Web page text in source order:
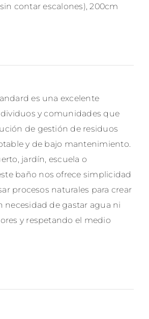
contar escalones), 200cm
es una excelente
y comunidades que
de gestión de residuos
y de bajo mantenimiento.
jardín, escuela o
baño nos ofrece simplicidad
procesos naturales para crear
necesidad de gastar agua ni
y respetando el medio